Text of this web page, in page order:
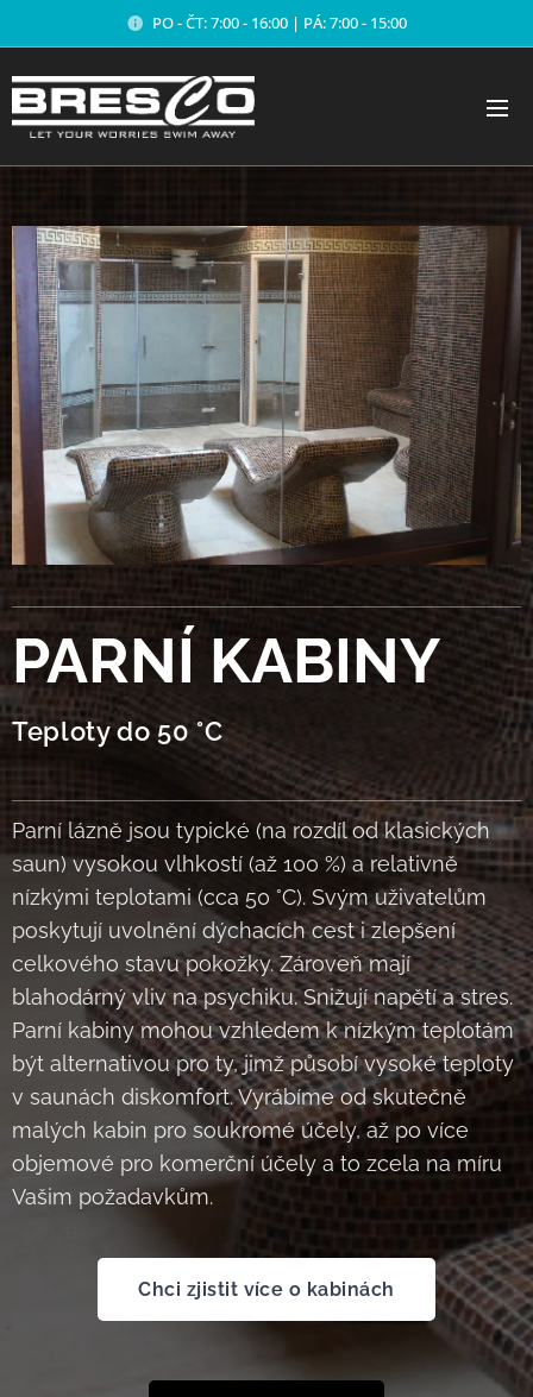
PO - ČT: 7:00 - 16:00 | PÁ: 7:00 - 15:00
PARNÍ KABINY
Teploty do 50 °C
Parní lázně jsou typické (na rozdíl od klasických
saun) vysokou vlhkostí (až 100 %) a relativně
nízkými teplotami (cca 50 °C). Svým uživatelům
poskytují uvolnění dýchacích cest i zlepšení
celkového stavu pokožky. Zároveň mají
blahodárný vliv na psychiku. Snižují napětí a stres.
Parní kabiny mohou vzhledem k nízkým teplotám
být alternativou pro ty, jimž působí vysoké teploty
v saunách diskomfort. Vyrábíme od skutečně
malých kabin pro soukromé účely, až po více
objemové pro komerční účely a to zcela na míru
Vašim požadavkům.
Chci zjistit více o kabinách